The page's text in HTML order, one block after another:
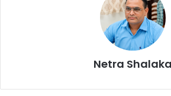
Netra Shalaka